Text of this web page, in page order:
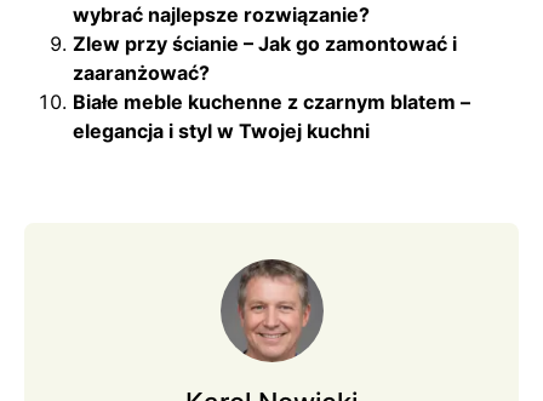
wybrać najlepsze rozwiązanie?
Zlew przy ścianie – Jak go zamontować i
zaaranżować?
Białe meble kuchenne z czarnym blatem –
elegancja i styl w Twojej kuchni